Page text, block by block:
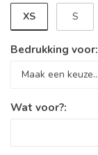
XS S
Bedrukking voor:
Wat voor?: